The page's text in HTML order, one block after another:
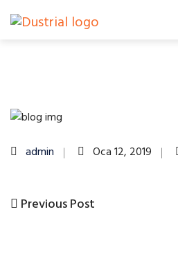
admin Oca 12, 2019
Yazı
Previous
Previous Post